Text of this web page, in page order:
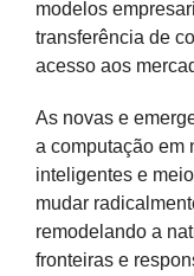
modelos
transferência de
acesso aos
As novas e
a computação em
inteligentes e
mudar
remodelando a
fronteiras e